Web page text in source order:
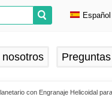
Español
nosotros
con Engranaje Helicoidal